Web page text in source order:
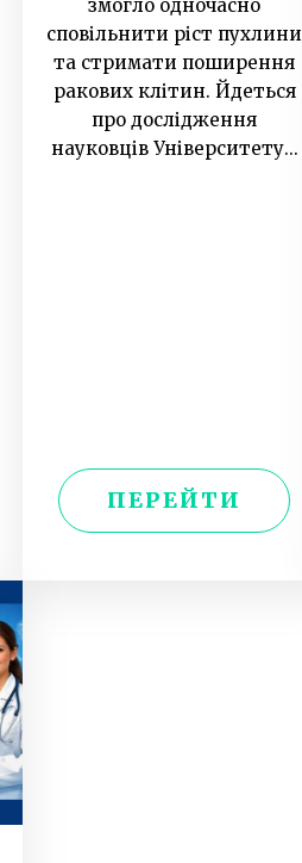
змогло одночасно
сповільнити ріст пухлини
та стримати поширення
ракових клітин. Йдеться
про дослідження
науковців Університету...
ПЕРЕЙТИ